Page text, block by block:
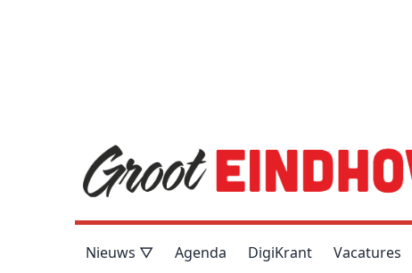
Nieuws ▽ Agenda DigiKrant Vacatures